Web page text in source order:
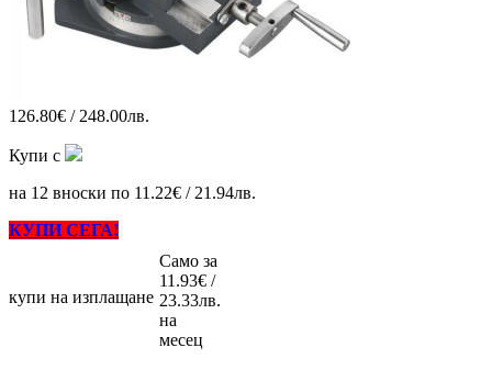
126.80€ / 248.00лв.
Купи с
на 12 вноски по 11.22€ / 21.94лв.
КУПИ СЕГА!
купи на изплащане
Само за
11.93€ /
23.33лв.
на
месец